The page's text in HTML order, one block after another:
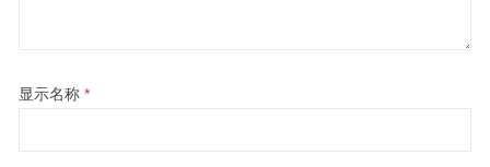
显示名称 *